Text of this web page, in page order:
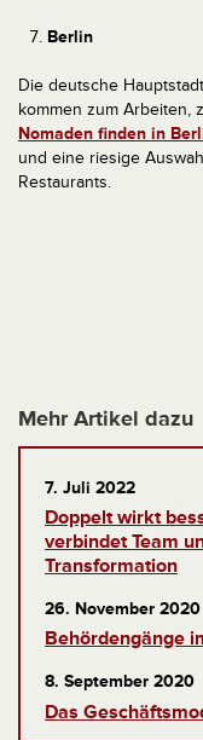
Berlin
Die deutsche
kommen zum Arbeiten,
Nomaden finden in
und eine riesige
Restaurants.
Mehr Artikel dazu
7. Juli 2022
Doppelt wirkt
verbindet Team
Transformation
26. November 2020
Behördengänge
8. September 2020
Das